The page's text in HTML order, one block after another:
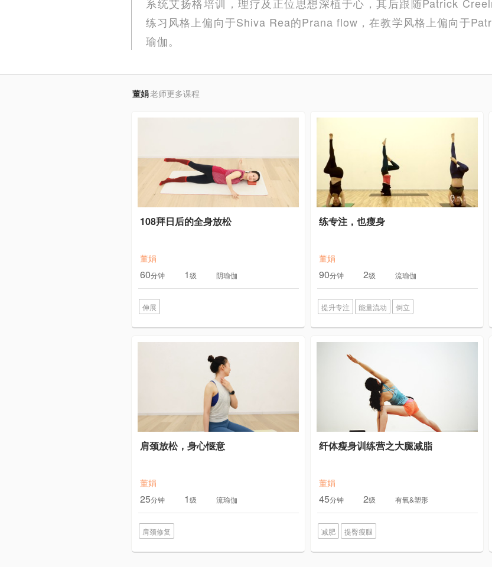
练习风格上偏向于Shiva Rea的Prana flow，在教学风格上偏向于
瑜伽。
董娟老师更多课程
108拜日后的全身放松
董娟
60分钟 1级 阴瑜伽
伸展
练专注，也瘦身
董娟
90分钟 2级 流瑜伽
提升专注 能量流动 倒立
肩颈放松，身心惬意
董娟
25分钟 1级 流瑜伽
肩颈修复
纤体瘦身训练营之大腿减脂
董娟
45分钟 2级 有氧&塑形
减肥 提臀瘦腿